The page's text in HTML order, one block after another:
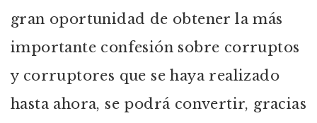
gran oportunidad de obtener la más
importante confesión sobre corruptos
y corruptores que se haya realizado
hasta ahora, se podrá convertir, gracias